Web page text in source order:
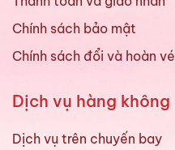
Chính sách bảo mật
Chính sách đổi và hoàn vé
Dịch vụ hàng không
Dịch vụ trên chuyến bay